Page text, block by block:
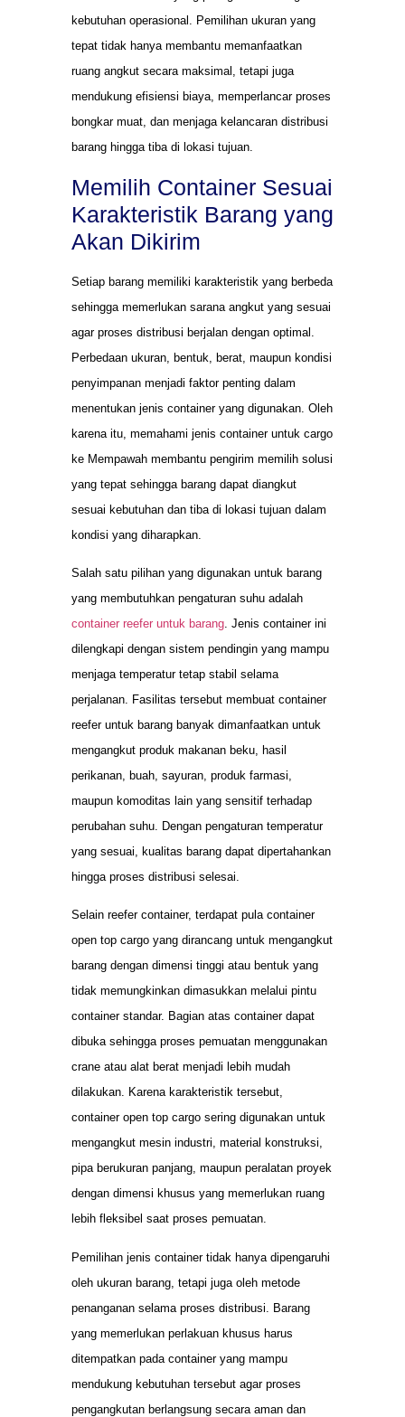
kebutuhan operasional. Pemilihan ukuran yang
tepat tidak hanya membantu memanfaatkan
ruang angkut secara maksimal, tetapi juga
mendukung efisiensi biaya, memperlancar proses
bongkar muat, dan menjaga kelancaran distribusi
barang hingga tiba di lokasi tujuan.
Memilih Container Sesuai
Karakteristik Barang yang
Akan Dikirim
Setiap barang memiliki karakteristik yang berbeda
sehingga memerlukan sarana angkut yang sesuai
agar proses distribusi berjalan dengan optimal.
Perbedaan ukuran, bentuk, berat, maupun kondisi
penyimpanan menjadi faktor penting dalam
menentukan jenis container yang digunakan. Oleh
karena itu, memahami jenis container untuk cargo
ke Mempawah membantu pengirim memilih solusi
yang tepat sehingga barang dapat diangkut
sesuai kebutuhan dan tiba di lokasi tujuan dalam
kondisi yang diharapkan.
Salah satu pilihan yang digunakan untuk barang
yang membutuhkan pengaturan suhu adalah
container reefer untuk barang . Jenis container ini
dilengkapi dengan sistem pendingin yang mampu
menjaga temperatur tetap stabil selama
perjalanan. Fasilitas tersebut membuat container
reefer untuk barang banyak dimanfaatkan untuk
mengangkut produk makanan beku, hasil
perikanan, buah, sayuran, produk farmasi,
maupun komoditas lain yang sensitif terhadap
perubahan suhu. Dengan pengaturan temperatur
yang sesuai, kualitas barang dapat dipertahankan
hingga proses distribusi selesai.
Selain reefer container, terdapat pula container
open top cargo yang dirancang untuk mengangkut
barang dengan dimensi tinggi atau bentuk yang
tidak memungkinkan dimasukkan melalui pintu
container standar. Bagian atas container dapat
dibuka sehingga proses pemuatan menggunakan
crane atau alat berat menjadi lebih mudah
dilakukan. Karena karakteristik tersebut,
container open top cargo sering digunakan untuk
mengangkut mesin industri, material konstruksi,
pipa berukuran panjang, maupun peralatan proyek
dengan dimensi khusus yang memerlukan ruang
lebih fleksibel saat proses pemuatan.
Pemilihan jenis container tidak hanya dipengaruhi
oleh ukuran barang, tetapi juga oleh metode
penanganan selama proses distribusi. Barang
yang memerlukan perlakuan khusus harus
ditempatkan pada container yang mampu
mendukung kebutuhan tersebut agar proses
pengangkutan berlangsung secara aman dan